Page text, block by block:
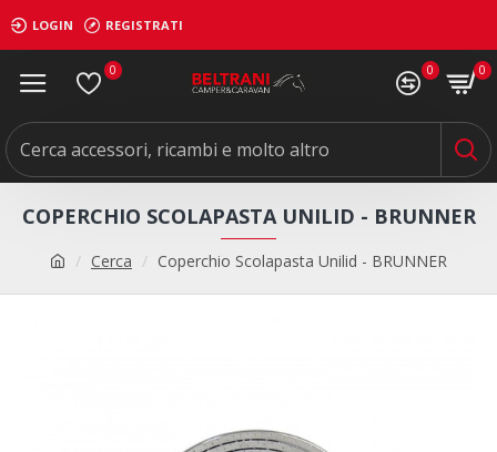
LOGIN REGISTRATI
0 0 0
Cerca Coperchio Scolapasta Unilid - BRUNNER
COPERCHIO SCOLAPASTA UNILID - BRUNNER